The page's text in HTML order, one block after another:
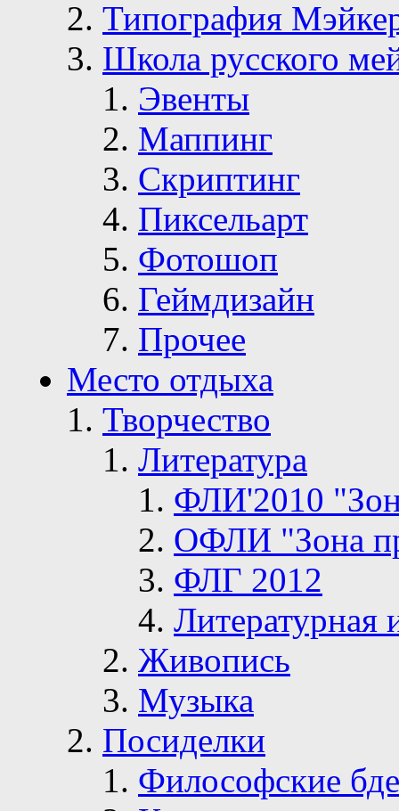
Типография
Школа русского
Эвенты
Маппинг
Скриптинг
Пиксельарт
Фотошоп
Геймдизайн
Прочее
Место отдыха
Творчество
Литература
ФЛИ'2010
ОФЛИ "Зона
ФЛГ 2012
Живопись
Музыка
Посиделки
Философские